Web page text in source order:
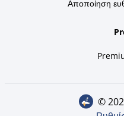
Αποποίηση
©